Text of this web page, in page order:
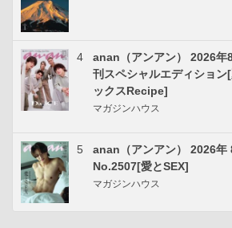
4
anan（アンアン） 2026年
刊スペシャルエディション
ックスRecipe]
マガジンハウス
5
anan（アンアン） 2026年
No.2507[愛とSEX]
マガジンハウス